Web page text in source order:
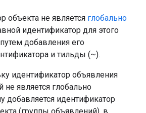
объекта не является глобально
идентификатор для этого
добавления его
и тильды (~).
идентификатор объявления
является глобально
добавляется идентификатор